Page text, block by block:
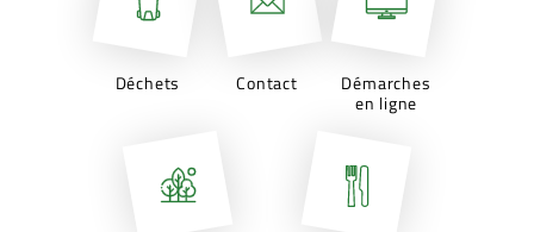
Déchets Contact Démarches
en ligne